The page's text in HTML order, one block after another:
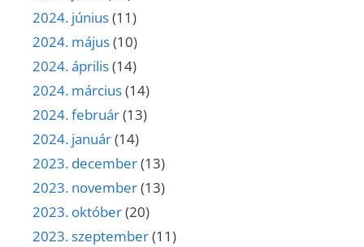
2024. június(11)
2024. május(10)
2024. április(14)
2024. március(14)
2024. február(13)
2024. január(14)
2023. december(13)
2023. november(13)
2023. október(20)
2023. szeptember(11)